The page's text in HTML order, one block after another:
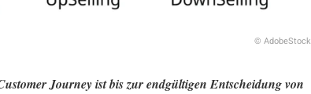
© AdobeStock
Journey ist bis zur endgültigen Entscheidung von